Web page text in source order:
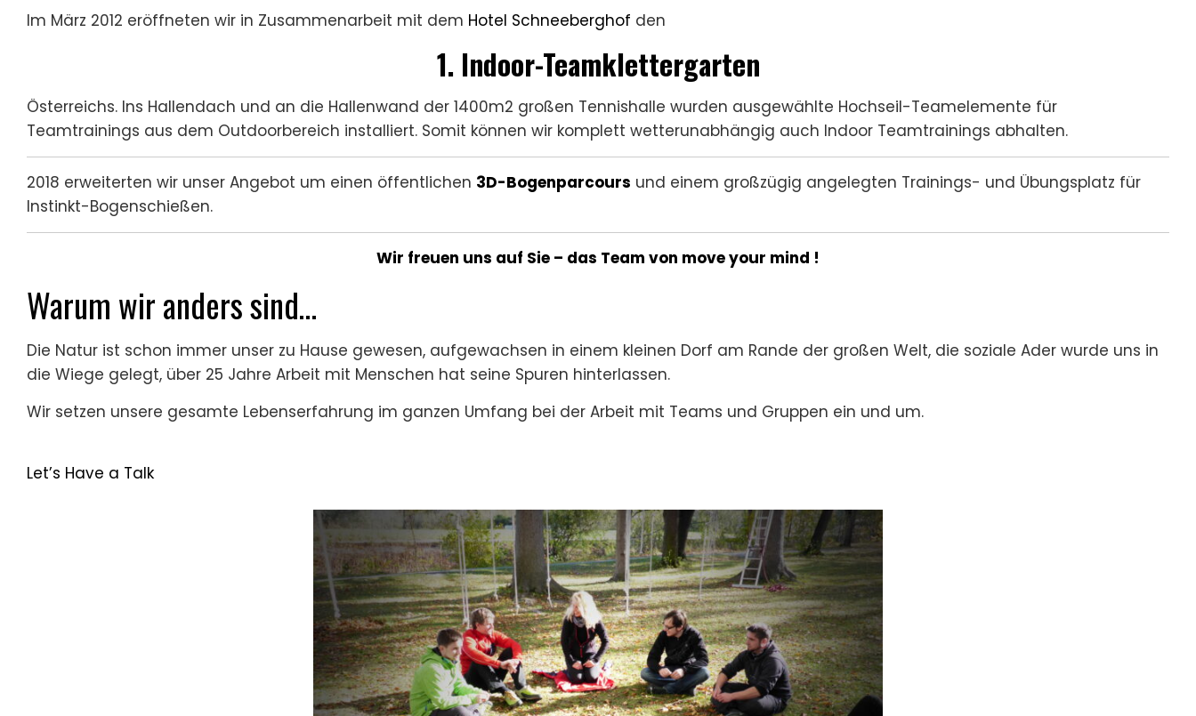
Im März 2012 eröffneten wir in Zusammenarbeit mit dem Hotel Schneeberghof den
1. Indoor-Teamklettergarten
Österreichs. Ins Hallendach und an die Hallenwand der 1400m2 großen Tennishalle wurden ausgewählte Hochseil-Teamelemente für
Teamtrainings aus dem Outdoorbereich installiert. Somit können wir komplett wetterunabhängig auch Indoor Teamtrainings abhalten.
2018 erweiterten wir unser Angebot um einen öffentlichen 3D-Bogenparcours und einem großzügig angelegten Trainings- und Übungsplatz für
Instinkt-Bogenschießen.
Wir freuen uns auf Sie – das Team von move your mind !
Warum wir anders sind…
Die Natur ist schon immer unser zu Hause gewesen, aufgewachsen in einem kleinen Dorf am Rande der großen Welt, die soziale Ader wurde uns in
die Wiege gelegt, über 25 Jahre Arbeit mit Menschen hat seine Spuren hinterlassen.
Wir setzen unsere gesamte Lebenserfahrung im ganzen Umfang bei der Arbeit mit Teams und Gruppen ein und um.
Let’s Have a Talk